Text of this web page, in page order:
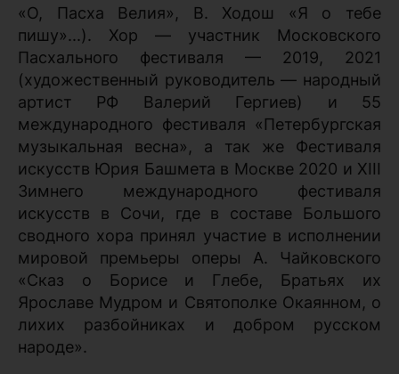
«О, Пасха Велия», В. Ходош «Я о тебе
пишу»...). Хор — участник Московского
Пасхального фестиваля — 2019, 2021
(художественный руководитель — народный
артист РФ Валерий Гергиев) и 55
международного фестиваля «Петербургская
музыкальная весна», а так же Фестиваля
искусств Юрия Башмета в Москве 2020 и XIII
Зимнего международного фестиваля
искусств в Сочи, где в составе Большого
сводного хора принял участие в исполнении
мировой премьеры оперы А. Чайковского
«Сказ о Борисе и Глебе, Братьях их
Ярославе Мудром и Святополке Окаянном, о
лихих разбойниках и добром русском
народе».